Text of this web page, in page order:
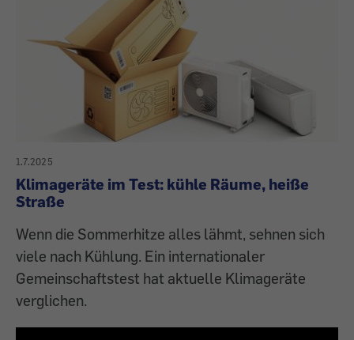
1.7.2025
Klimageräte im Test: kühle Räume, heiße
Straße
Wenn die Sommerhitze alles lähmt, sehnen sich
viele nach Kühlung. Ein internationaler
Gemeinschaftstest hat aktuelle Klimageräte
verglichen.